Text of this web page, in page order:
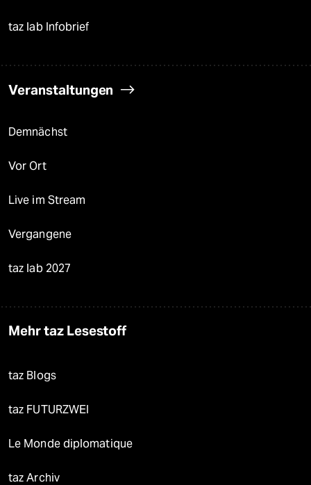
taz lab Infobrief
Veranstaltungen
Demnächst
Vor Ort
Live im Stream
Vergangene
taz lab 2027
Mehr taz Lesestoff
taz Blogs
taz FUTURZWEI
Le Monde diplomatique
taz Archiv